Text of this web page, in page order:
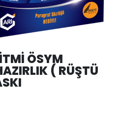
ÖSYM
( RÜŞTÜ